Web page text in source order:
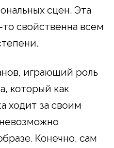
сцен. Эта
свойственна всем
играющий роль
который как
ходит за своим
Конечно, сам